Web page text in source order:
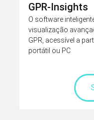
GPR-Insights
O software
visualização
GPR, acessível a
portátil ou PC